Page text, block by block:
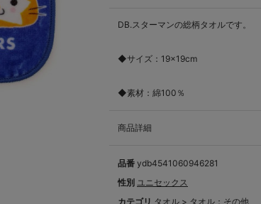
DB.スターマンの総柄タオルです。
◆サイズ：19×19cm
◆素材：綿100％
商品詳細
品番 ydb4541060946281
性別 ユニセックス
カテゴリ タオル > タオル：その他